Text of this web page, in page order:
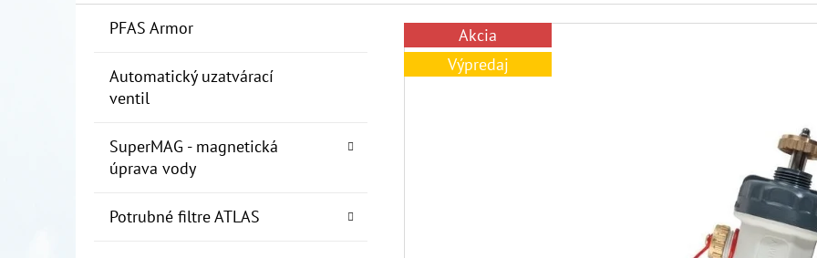
Preskočiť
PFAS Armor
Automatický uzatvárací
ventil
SuperMAG - magnetická
úprava vody
Potrubné filtre ATLAS
Akcia
Výpredaj